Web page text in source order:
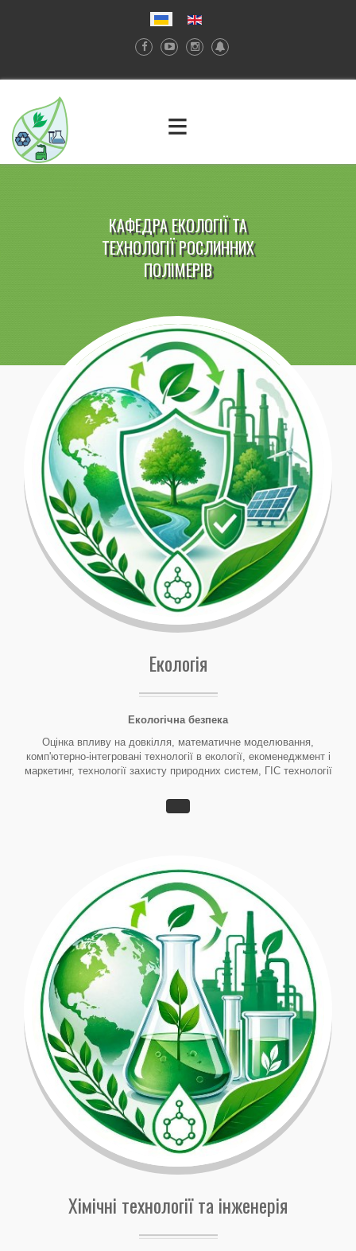
≡
КАФЕДРА ЕКОЛОГІЇ ТА
ТЕХНОЛОГІЇ РОСЛИННИХ
ПОЛІМЕРІВ
Екологія
Екологічна безпека
Оцінка впливу на довкілля, математичне моделювання,
комп'ютерно-інтегровані технології в екології, екоменеджмент і
маркетинг, технології захисту природних систем, ГІС технології
Хімічні технології та інженерія